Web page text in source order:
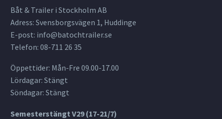
Båt & Trailer i Stockholm AB
Adress: Svensborgsvägen 1, Huddinge
E-post: info@batochtrailer.se
Telefon: 08-711 26 35
Öppettider: Mån-Fre 09.00-17.00
Lördagar: Stängt
Söndagar: Stängt
Semesterstängt V29 (17-21/7)